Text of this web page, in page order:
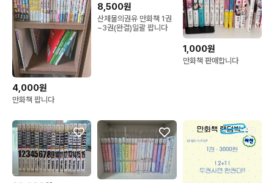
4,000원
만화책 팝니다
8,500원
산제물의권유 만화책 1권
~3권(완결)일괄 팝니다
1,000원
만화책 판매합니다